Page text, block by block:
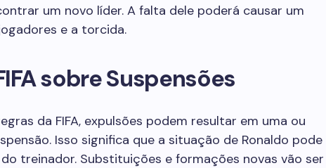
um novo líder. A falta dele poderá causar um
e a torcida.
sobre Suspensões
da FIFA, expulsões podem resultar em uma ou
Isso significa que a situação de Ronaldo pode
treinador. Substituições e formações novas vão ser